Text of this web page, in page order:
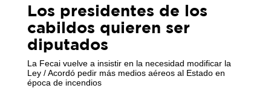
Los presidentes de los
cabildos quieren ser
diputados
La Fecai vuelve a insistir en la necesidad modificar la
Ley / Acordó pedir más medios aéreos al Estado en
época de incendios